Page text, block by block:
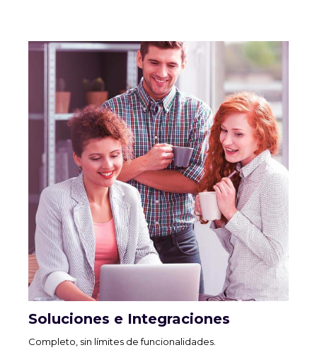
Soluciones e Integraciones
Completo, sin límites de funcionalidades.